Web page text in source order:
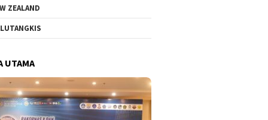
ZEALAND
UTAMA